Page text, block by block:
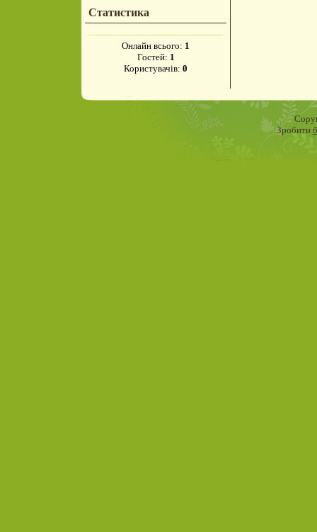
Статистика
Онлайн всього: 1
Гостей: 1
Користувачів: 0
Зробити